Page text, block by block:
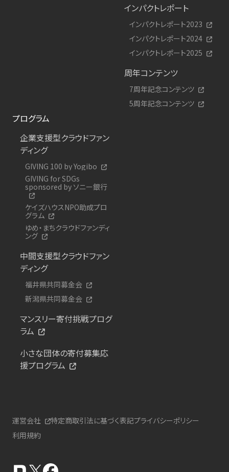
インパクトレポート
インパクトレポート2023
インパクトレポート2024
インパクトレポート2025
周年コンテンツ
7周年記念コンテンツ
5周年記念コンテンツ
プログラム
企業支援型クラウドファン
ディング
GIVING 100 by Yogibo
GIVING for SDGs
sponsored by ソニー銀行
ケイズハウスNPO助成プロ
グラム
ゆめ・まちクラウドファンディ
ング
中間支援型クラウドファン
ディング
福井県共同募金会
新潟県共同募金会
マンスリー寄付挑戦プログ
ラム
小さな団体の寄付募集応
援プログラム
運営会社 特定商取引法に基づく表記プライバシーポリシー
利用規約